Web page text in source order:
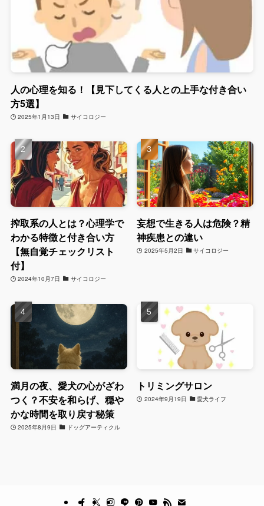
人の心理を知る！【見下してくる人との上手な付き合い
方5選】
2025年1月13日 サイコロジー
搾取系の人とは？心理学で
わかる特徴と付き合い方
【無自覚チェックリスト
付】
2024年10月7日 サイコロジー
妄想で生きる人は危険？精
神疾患との違い
2025年5月2日 サイコロジー
満月の夜、愛犬の心がざわ
つく？不安を和らげ、穏や
かな時間を取り戻す秘策
2025年8月9日 ドッグアーティクル
トリミングサロン
2024年9月19日 愛犬ライフ